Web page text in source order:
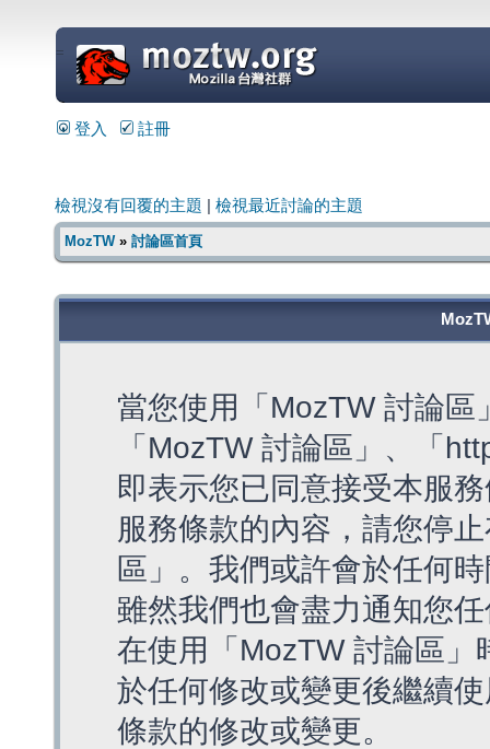
=
登入 註冊
檢視沒有回覆的主題 檢視最近討論的主題
MozTW» 討論區首頁
當您使用「MozTW 討論
「MozTW 討論區」、「
即表示您已同意接受本服
服務條款的內容，請您停
區」。我們或許會於任何
雖然我們也會盡力通知您
在使用「MozTW 討論區
於任何修改或變更後繼續
條款的修改或變更。